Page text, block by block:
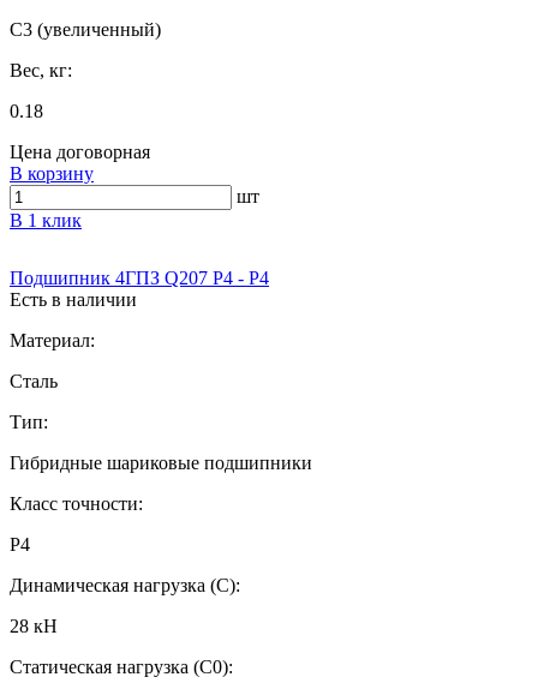
C3 (увеличенный)
Вес, кг:
0.18
Цена договорная
В корзину
шт
В 1 клик
Подшипник 4ГПЗ Q207 P4 - P4
Есть в наличии
Материал:
Сталь
Тип:
Гибридные шариковые подшипники
Класс точности:
P4
Динамическая нагрузка (C):
28 кН
Статическая нагрузка (C0):